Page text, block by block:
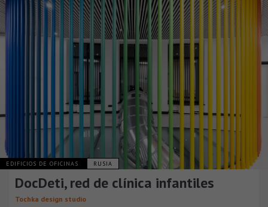
EDIFICIOS DE OFICINAS RUSIA
DocDeti, red de clínica infantiles
Tochka design studio